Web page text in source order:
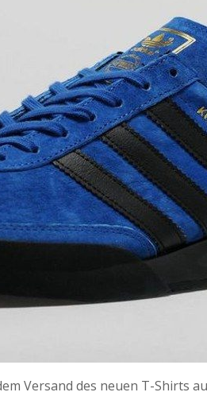
Versand des neuen T-Shirts